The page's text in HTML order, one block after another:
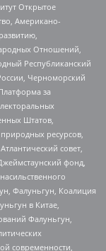
Открытое
Американо-
Отношений,
Республиканский
Черноморский
за
Штатов,
ресурсов,
совет,
фонд,
Фалуньгун, Коалиция
в Китае,
Фалуньгун,
современности,